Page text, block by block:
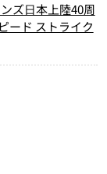
ズ⽇本上陸40周
ード ストライク